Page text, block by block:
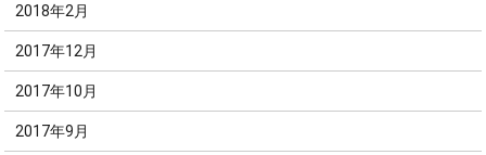
2018年2月
2017年12月
2017年10月
2017年9月